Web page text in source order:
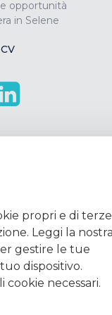
opportunità
in Selene
propri e di terze
Leggi la nostra
gestire le tue
dispositivo.
cookie necessari.